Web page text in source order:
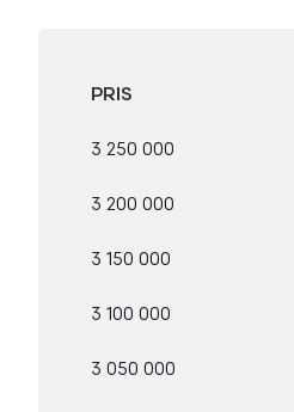
PRIS
3 250 000
3 200 000
3 150 000
3 100 000
3 050 000